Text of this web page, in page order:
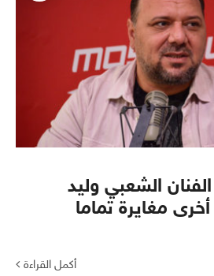
الشعبي وليد
مغايرة تماما
أكمل القراءة